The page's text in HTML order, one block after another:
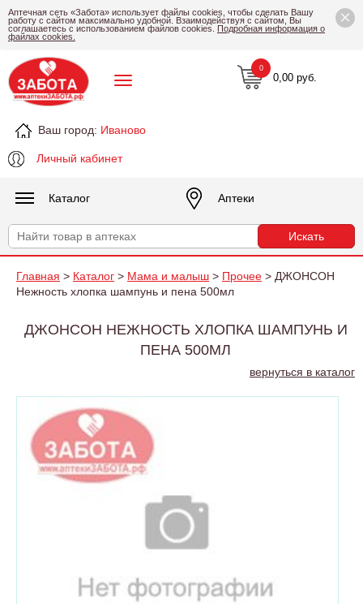
×
Аптечная сеть «Забота» использует файлы cookies, чтобы сделать Вашу
работу с сайтом максимально удобной. Взаимодействуя с сайтом, Вы
соглашаетесь с использованием файлов cookies. Подробная информация о
файлах cookies.
Ваш город: Иваново
Личный кабинет
0,00 руб.
0
Каталог Аптеки
Главная > Каталог > Мама и малыш > Прочее > ДЖОНСОН
Нежность хлопка шампунь и пена 500мл
ДЖОНСОН НЕЖНОСТЬ ХЛОПКА ШАМПУНЬ И
ПЕНА 500МЛ
вернуться в каталог